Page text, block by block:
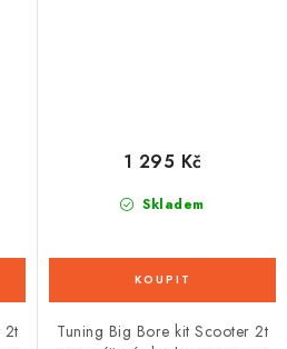
2t
Skladem
1 295 Kč
Tuning Big Bore kit Scooter 2t